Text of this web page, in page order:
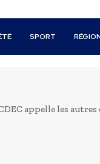
SPORT
appelle les autres